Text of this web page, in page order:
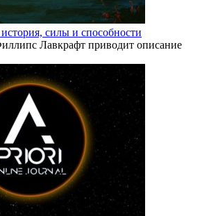
силы и способности
Лавкрафт приводит описание